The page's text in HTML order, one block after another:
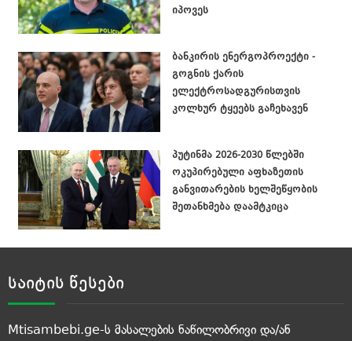
იპოვეს
ბანკირის ენერგოპროექტი -
გოგნის ქარის
ელექტროსადგურისთვის
კოლხურ ტყეებს გაჩეხავენ
პუტინმა 2026-2030 წლებში
ოკუპირებული აფხაზეთის
განვითარების ხელშეწყობის
შეთანხმება დაამტკიცა
საიტის წესები
Mtisambebi.ge-ს მასალების ნაწილობრივი და/ან